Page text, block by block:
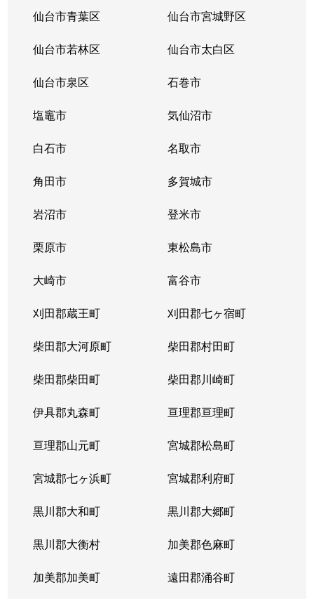
仙台市青葉区 仙台市宮城野区
仙台市若林区 仙台市太白区
仙台市泉区 石巻市
塩竈市 気仙沼市
白石市 名取市
角田市 多賀城市
岩沼市 登米市
栗原市 東松島市
大崎市 富谷市
刈田郡蔵王町 刈田郡七ヶ宿町
柴田郡大河原町 柴田郡村田町
柴田郡柴田町 柴田郡川崎町
伊具郡丸森町 亘理郡亘理町
亘理郡山元町 宮城郡松島町
宮城郡七ヶ浜町 宮城郡利府町
黒川郡大和町 黒川郡大郷町
黒川郡大衡村 加美郡色麻町
加美郡加美町 遠田郡涌谷町